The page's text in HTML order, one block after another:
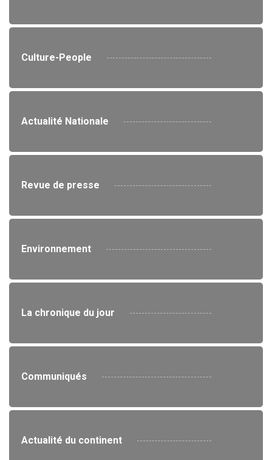
Culture-People
Actualité Nationale
Revue de presse
Environnement
La chronique du jour
Communiqués
Actualité du continent